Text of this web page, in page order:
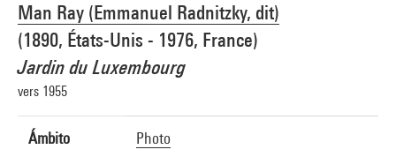
Man Ray (Emmanuel Radnitzky, dit)
(1890, États-Unis - 1976, France)
Jardin du Luxembourg
vers 1955
Ámbito Photo
Referencia de la imagen : 4G20142